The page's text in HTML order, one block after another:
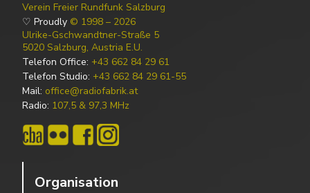
Verein Freier Rundfunk Salzburg
♡ Proudly © 1998 – 2026
Ulrike-Gschwandtner-Straße 5
5020 Salzburg, Austria E.U.
Telefon Office: +43 662 84 29 61
Telefon Studio: +43 662 84 29 61-55
Mail: office@radiofabrik.at
Radio: 107,5 & 97,3 MHz
Organisation